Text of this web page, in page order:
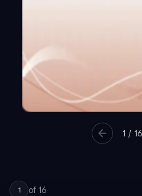
1 / 16
1 of 16